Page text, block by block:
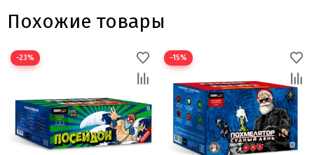
Похожие товары
−23% −15%